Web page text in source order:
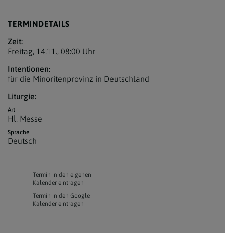
TERMINDETAILS
Zeit:
Freitag, 14.11., 08:00 Uhr
Intentionen:
für die Minoritenprovinz in Deutschland
Liturgie:
Art
Hl. Messe
Sprache
Deutsch
Termin in den eigenen
Kalender eintragen
Termin in den Google
Kalender eintragen